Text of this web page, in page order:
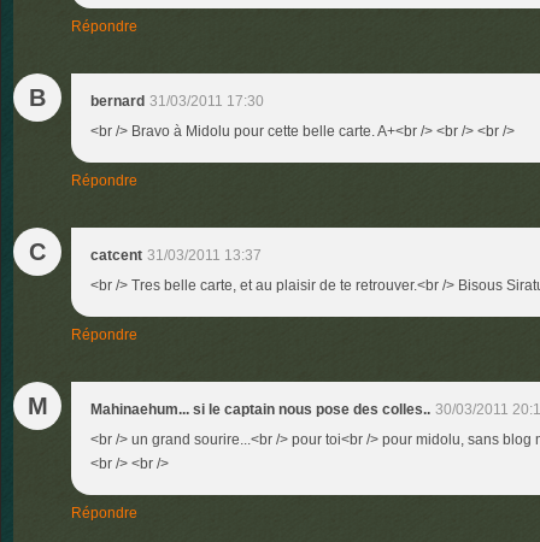
Répondre
B bernard 31/03/2011 17:30
<br /> Bravo à Midolu pour cette belle carte. A+<br /> <br /> <br />
Répondre
C catcent 31/03/2011 13:37
<br /> Tres belle carte, et au plaisir de te retrouver.<br /> Bisous
Répondre
M Mahinaehum... si le captain nous pose des colles.. 30/03/2011
<br /> un grand sourire...<br /> pour toi<br /> pour midolu, sans blog
<br /> <br />
Répondre